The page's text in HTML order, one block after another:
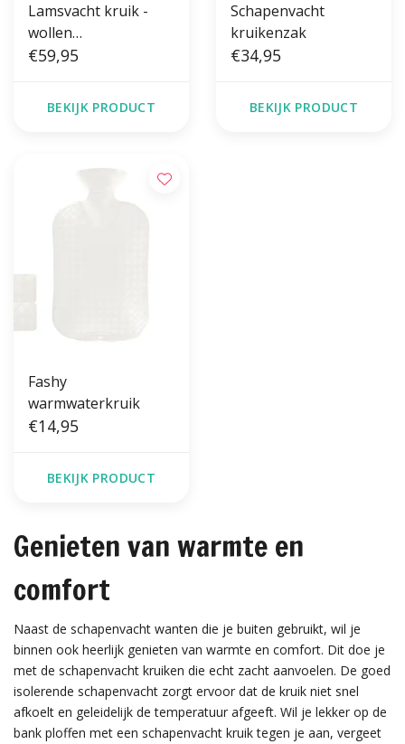
Lamsvacht kruik -
wollen
warmwaterkruik
€59,95
BEKIJK PRODUCT
Schapenvacht
kruikenzak
€34,95
BEKIJK PRODUCT
Fashy
warmwaterkruik
€14,95
BEKIJK PRODUCT
Genieten van warmte en
comfort
Naast de schapenvacht wanten die je buiten gebruikt, wil je
binnen ook heerlijk genieten van warmte en comfort. Dit doe je
met de schapenvacht kruiken die echt zacht aanvoelen. De goed
isolerende schapenvacht zorgt ervoor dat de kruik niet snel
afkoelt en geleidelijk de temperatuur afgeeft. Wil je lekker op de
bank ploffen met een schapenvacht kruik tegen je aan, vergeet